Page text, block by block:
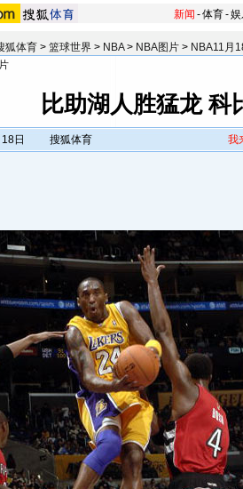
新闻 -体育-
狐体育 > 篮球世界 > NBA> NBA图片 > NBA11月
比助湖人胜猛龙 科
日
搜狐体育 我